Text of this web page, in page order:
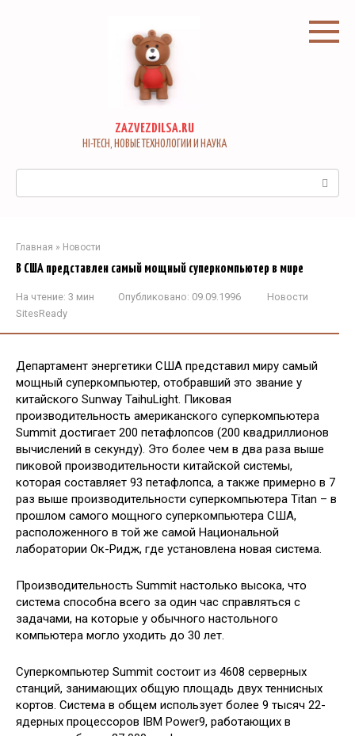
ZAZVEZDILSA.RU
HI-TECH, НОВЫЕ ТЕХНОЛОГИИ И НАУКА
Главная » Новости
В США представлен самый мощный суперкомпьютер в мире
На чтение: 3 мин Опубликовано: 09.09.1996
Новости
SitesReady
Департамент энергетики США представил миру самый
мощный суперкомпьютер, отобравший это звание у
китайского Sunway TaihuLight. Пиковая
производительность американского суперкомпьютера
Summit достигает 200 петафлопсов (200 квадриллионов
вычислений в секунду). Это более чем в два раза выше
пиковой производительности китайской системы,
которая составляет 93 петафлопса, а также примерно в 7
раз выше производительности суперкомпьютера Titan – в
прошлом самого мощного суперкомпьютера США,
расположенного в той же самой Национальной
лаборатории Ок-Ридж, где установлена новая система.
Производительность Summit настолько высока, что
система способна всего за один час справляться с
задачами, на которые у обычного настольного
компьютера могло уходить до 30 лет.
Суперкомпьютер Summit состоит из 4608 серверных
станций, занимающих общую площадь двух теннисных
кортов. Система в общем использует более 9 тысяч 22-
ядерных процессоров IBM Power9, работающих в